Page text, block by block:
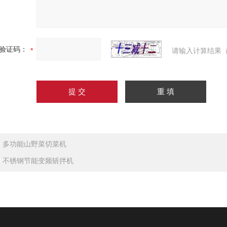
证码： 请输入计算结果
多功能山野菜切菜机
不锈钢节能变频斩拌机